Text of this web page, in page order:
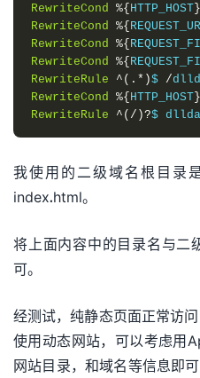
RewriteCond
%{ HTTP_HOST }
RewriteCond
%{
RewriteCond
%{
RewriteCond
%{
RewriteRule
^(.*)$ /
RewriteCond
%{ HTTP_HOST }
RewriteRule
^(/)?$
我使用的二级域名根目录
index.html。
将上面内容中的目录名与二
可。
经测试，纯静态页面正常访
使用动态网站，可以考虑用
网站目录，和域名等信息即